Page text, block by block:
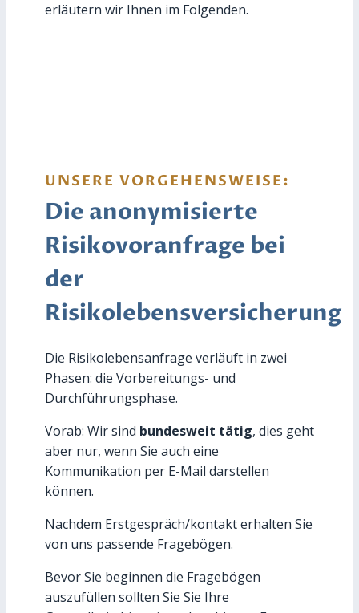
erläutern wir Ihnen im Folgenden.
UNSERE VORGEHENSWEISE:
Die anonymisierte
Risikovoranfrage bei
der
Risikolebensversicherung
Die Risikolebensanfrage verläuft in zwei
Phasen: die Vorbereitungs- und
Durchführungsphase.
Vorab: Wir sind bundesweit tätig, dies geht
aber nur, wenn Sie auch eine
Kommunikation per E-Mail darstellen
können.
Nachdem Erstgespräch/kontakt erhalten Sie
von uns passende Fragebögen.
Bevor Sie beginnen die Fragebögen
auszufüllen sollten Sie Sie Ihre